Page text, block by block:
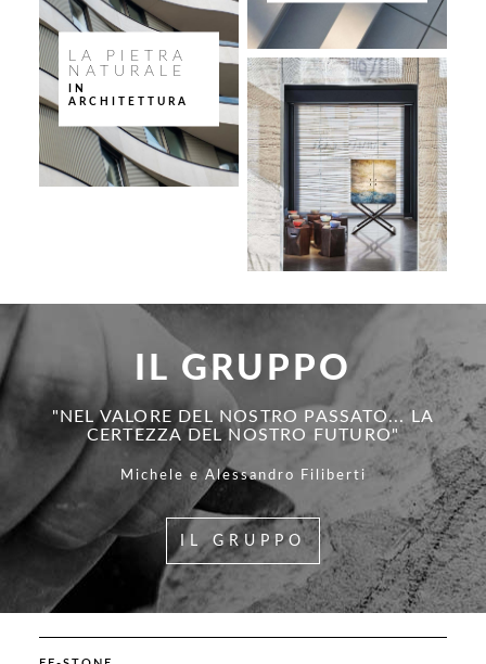
LA PIETRA
NATURALE
IN
ARCHITETTURA
IL GRUPPO
"NEL VALORE DEL NOSTRO PASSATO... LA
CERTEZZA DEL NOSTRO FUTURO"
Michele e Alessandro Filiberti
IL GRUPPO